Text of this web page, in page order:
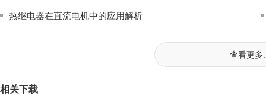
热继电器在直流电机中的应用解析
查看更多
相关下载